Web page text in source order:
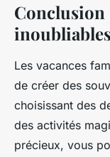
Conclusion
Les vacances
de créer des
choisissant des
des activités
précieux, vous